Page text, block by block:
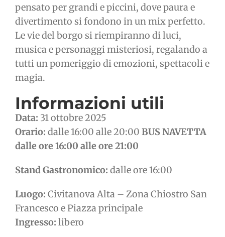
pensato per grandi e piccini, dove paura e
divertimento si fondono in un mix perfetto.
Le vie del borgo si riempiranno di luci,
musica e personaggi misteriosi, regalando a
tutti un pomeriggio di emozioni, spettacoli e
magia.
Informazioni utili
Data: 31 ottobre 2025
Orario: dalle 16:00 alle 20:00 BUS NAVETTA
dalle ore 16:00 alle ore 21:00
Stand Gastronomico: dalle ore 16:00
Luogo: Civitanova Alta – Zona Chiostro San
Francesco e Piazza principale
Ingresso: libero